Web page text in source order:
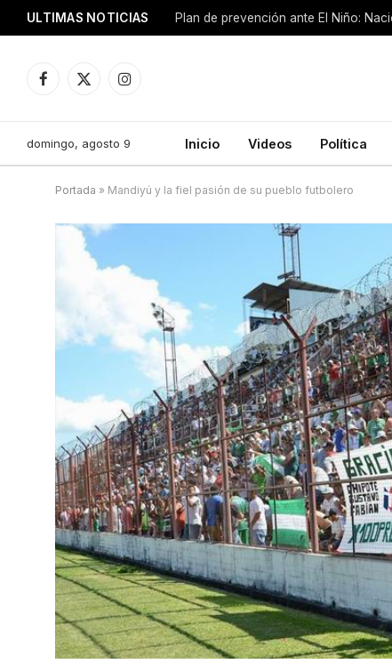
ULTIMAS NOTICIAS Plan de prevención ante El Niño:
Facebook
X
Instagram
domingo, agosto 9 Inicio Videos Política
Portada » Mandiyú y la fiel pasión de su pueblo futbolero